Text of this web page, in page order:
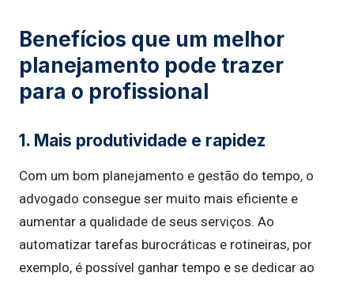
Benefícios que um melhor
planejamento pode trazer
para o profissional
1. Mais produtividade e rapidez
Com um bom planejamento e gestão do tempo, o
advogado consegue ser muito mais eficiente e
aumentar a qualidade de seus serviços. Ao
automatizar tarefas burocráticas e rotineiras, por
exemplo, é possível ganhar tempo e se dedicar ao